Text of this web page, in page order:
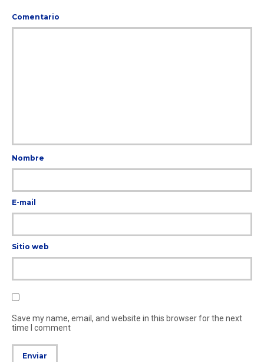
Comentario
Nombre
E-mail
Sitio web
Save my name, email, and website in this browser for the next
time I comment